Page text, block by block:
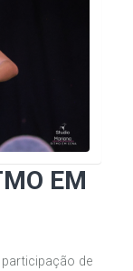
EM
participação de